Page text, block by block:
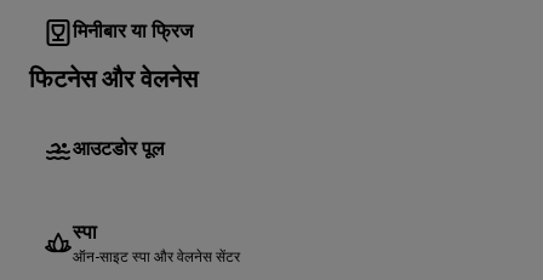
मिनीबार या फ्रिज
फिटनेस और वेलनेस
आउटडोर पूल
स्पा
ऑन-साइट स्पा और वेलनेस सेंटर